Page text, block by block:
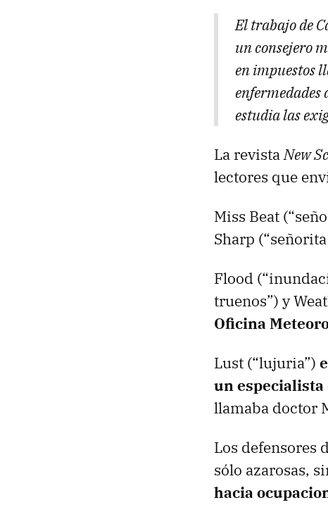
El trabajo de
un consejero
en impuestos
enfermedades
estudia las
La revistaNew
lectores que
Miss Beat
Sharp
Flood
truenos”) y
Oficina
Lust (“lujuria”)
un
llamaba doctor
Los defensores
sólo azarosas,
hacia